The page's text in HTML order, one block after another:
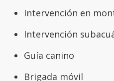
Intervención en
Intervención
Guía canino
Brigada móvil